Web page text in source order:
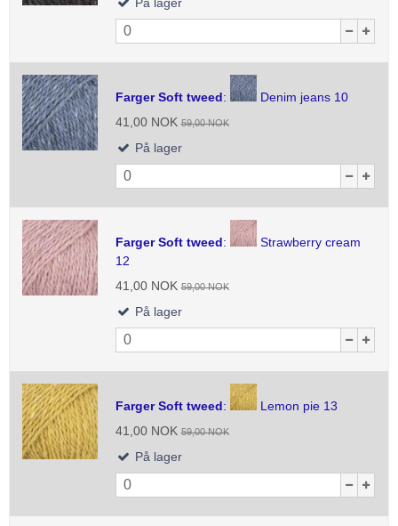
På lager
Farger Soft tweed:
Denim jeans 10
41,00 NOK 59,00 NOK
På lager
Farger Soft tweed:
Strawberry cream
12
41,00 NOK 59,00 NOK
På lager
Farger Soft tweed:
Lemon pie 13
41,00 NOK 59,00 NOK
På lager